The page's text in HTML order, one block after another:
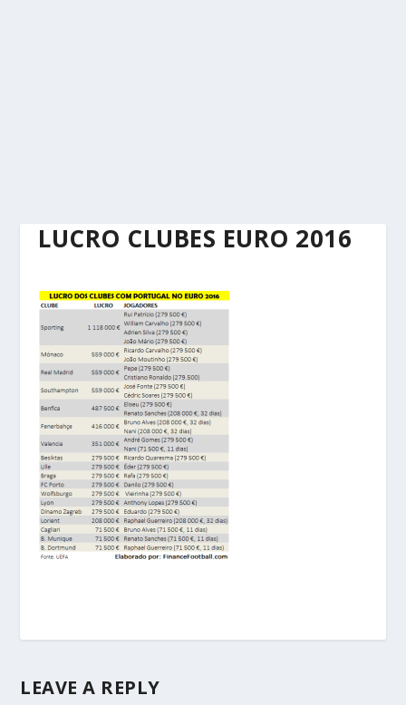
LUCRO CLUBES EURO 2016
LEAVE A REPLY